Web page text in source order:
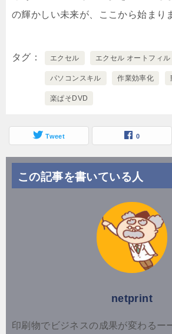
の輝かしい未来が、ここから始まり
タグ エクセル エクセル オートフィル
パソコンスキル 作業効率化
楽ぱそDVD
Tweet 0
この記事を書いている人
netprint
印刷物でビジネスの成果が変わるー